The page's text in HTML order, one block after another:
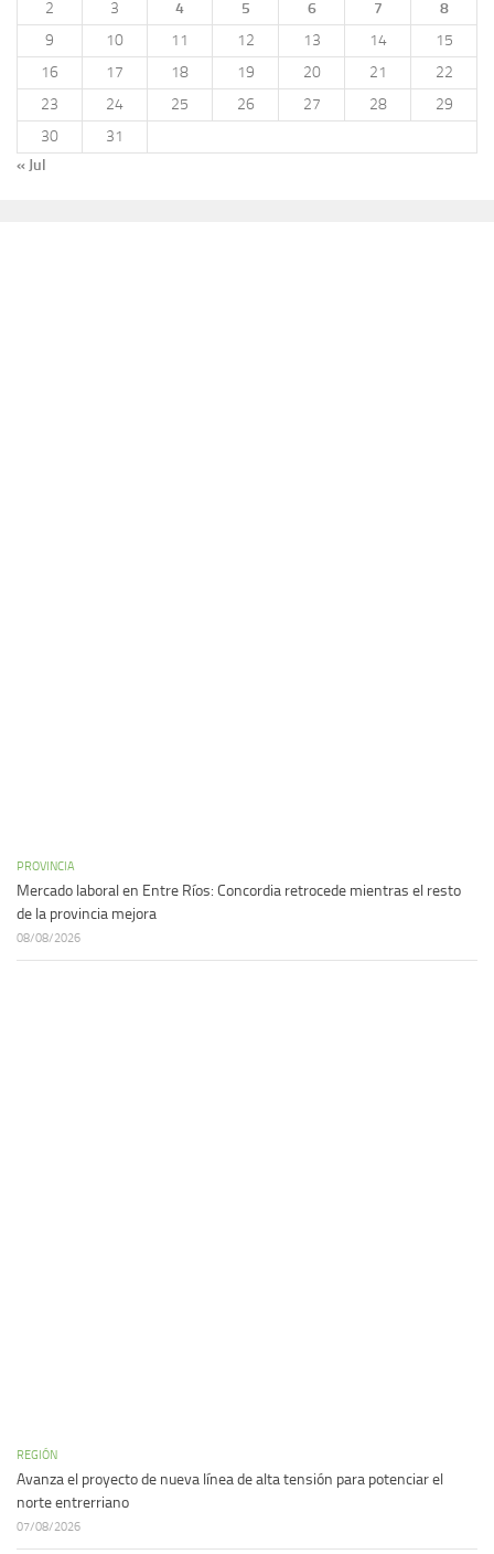
2 3 4 5 6 7
8
9
10 11 12 13 14
15
16
17 18 19 20 21
22
23
24 25 26 27 28
29
30
31
« Jul
PROVINCIA
Mercado laboral en Entre Ríos: Concordia retrocede mientras el resto
de la provincia mejora
08/08/2026
REGIÓN
Avanza el proyecto de nueva línea de alta tensión para potenciar el
norte entrerriano
07/08/2026